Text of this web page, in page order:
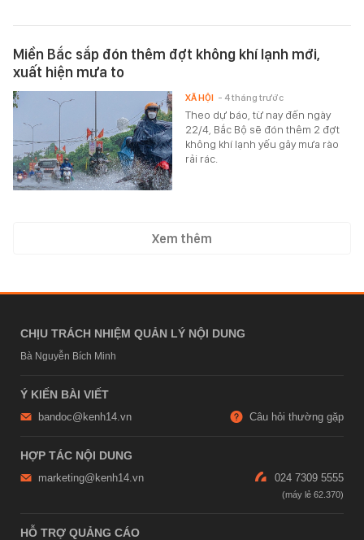
Miền Bắc sắp đón thêm đợt không khí lạnh mới,
xuất hiện mưa to
Theo dự báo, từ nay đến ngày
22/4, Bắc Bộ sẽ đón thêm 2 đợt
không khí lạnh yếu gây mưa rào
rải rác.
XÃ HỘI - 4 tháng trước
Xem thêm
CHỊU TRÁCH NHIỆM QUẢN LÝ NỘI DUNG
Bà Nguyễn Bích Minh
Ý KIẾN BÀI VIẾT
bandoc@kenh14.vn Câu hỏi thường gặp
HỢP TÁC NỘI DUNG
marketing@kenh14.vn 024 7309 5555
HỖ TRỢ QUẢNG CÁO